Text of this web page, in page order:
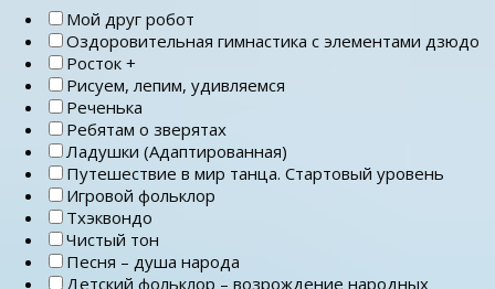
Мой друг робот
Оздоровительная гимнастика с элементами дзюдо
Росток +
Рисуем, лепим, удивляемся
Реченька
Ребятам о зверятах
Ладушки (Адаптированная)
Путешествие в мир танца. Стартовый уровень
Игровой фольклор
Тхэквондо
Чистый тон
Песня – душа народа
Детский фольклор – возрождение народных